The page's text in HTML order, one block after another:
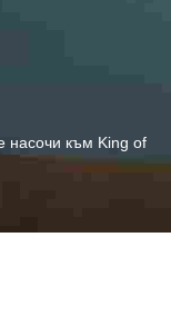
насочи към King of